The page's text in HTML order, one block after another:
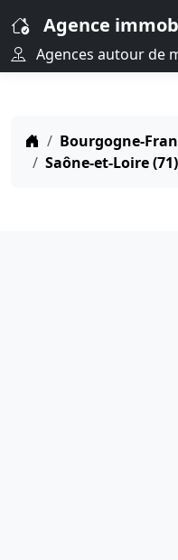
Agence
Agences autour de
Bourgogne-
Saône-et-Loire (71)